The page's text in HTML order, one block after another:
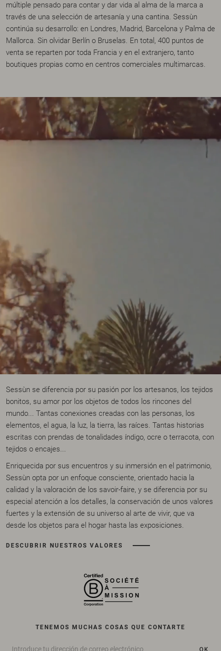
múltiple pensado para contar y dar vida al alma de la marca a
través de una selección de artesanía y una cantina. Sessùn
continúa su desarrollo: en Londres, Madrid, Barcelona y Palma de
Mallorca. Sin olvidar Berlín o Bruselas. En total, 400 puntos de
venta se reparten por toda Francia y en el extranjero, tanto
boutiques propias como en centros comerciales multimarcas.
Sessùn se diferencia por su pasión por los artesanos, los tejidos
bonitos, su amor por los objetos de todos los rincones del
mundo... Tantas conexiones creadas con las personas, los
elementos, el agua, la luz, la tierra, las raíces. Tantas historias
escritas con prendas de tonalidades índigo, ocre o terracota, con
tejidos o encajes...
Enriquecida por sus encuentros y su inmersión en el patrimonio,
Sessùn opta por un enfoque consciente, orientado hacia la
calidad y la valoración de los savoir-faire, y se diferencia por su
especial atención a los detalles, la conservación de unos valores
fuertes y la extensión de su universo al arte de vivir, que va
desde los objetos para el hogar hasta las exposiciones.
DESCUBRIR NUESTROS VALORES
TENEMOS MUCHAS COSAS QUE CONTARTE